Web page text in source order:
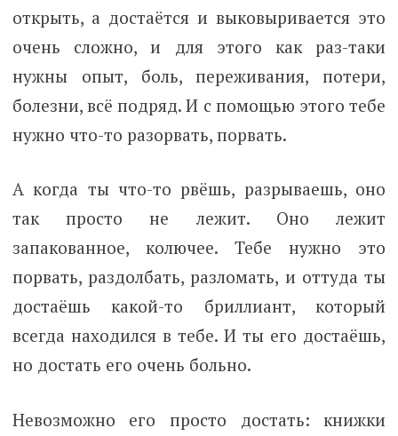
открыть, а достаётся и выковыривается это
очень сложно, и для этого как раз-таки
нужны опыт, боль, переживания, потери,
болезни, всё подряд. И с помощью этого тебе
нужно что-то разорвать, порвать.
А когда ты что-то рвёшь, разрываешь, оно
так просто не лежит. Оно лежит
запакованное, колючее. Тебе нужно это
порвать, раздолбать, разломать, и оттуда ты
достаёшь какой-то бриллиант, который
всегда находился в тебе. И ты его достаёшь,
но достать его очень больно.
Невозможно его просто достать: книжки